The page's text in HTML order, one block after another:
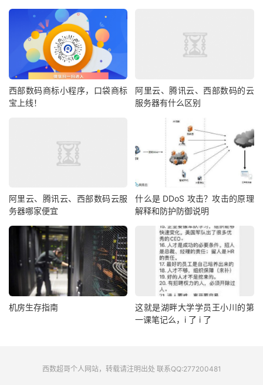
西部数码商标小程序，口袋商标
宝上线！
阿里云、腾讯云、西部数码的云
服务器有什么区别
阿里云、腾讯云、西部数码云服
务器哪家便宜
什么是 DDoS 攻击？攻击的原理
解释和防护防御说明
机房生存指南
这就是湖畔大学学员王小川的第
一课笔记么，i 了 i 了
西数超哥个人网站，转载请注明出处 联系QQ:277200481